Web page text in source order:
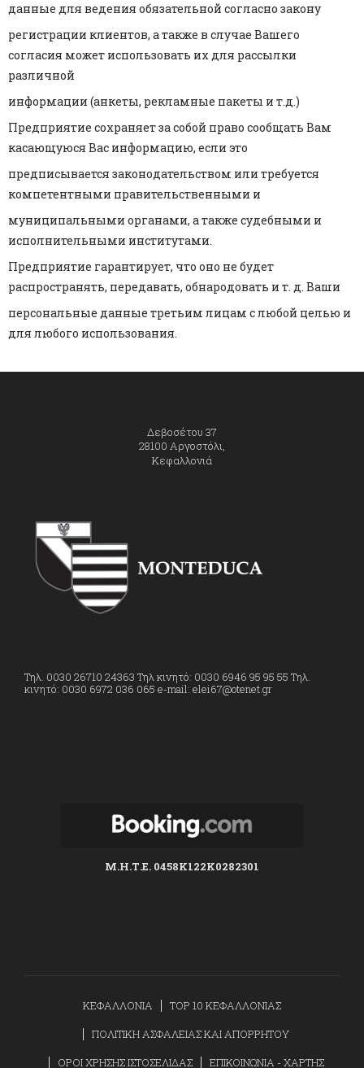
данные для ведения обязательной согласно закону
регистрации клиентов, а также в случае Вашего
согласия может использовать их для рассылки
различной
информации (анкеты, рекламные пакеты и т.д.)
Предприятие сохраняет за собой право сообщать Вам
касающуюся Вас информацию, если это
предписывается законодательством или требуется
компетентными правительственными и
муниципальными органами, а также судебными и
исполнительными институтами.
Предприятие гарантирует, что оно не будет
распространять, передавать, обнародовать и т. д. Ваши
персональные данные третьим лицам с любой целью и
для любого использования.
Δεβοσέτου 37
28100 Αργοστόλι,
Κεφαλλονιά
Τηλ. 0030 26710 24363 Τηλ κινητό: 0030 6946 95 95 55 Τηλ.
κινητό: 0030 6972 036 065 e-mail: elei67@otenet.gr
Μ.Η.Τ.Ε. 0458K122K0282301
ΚΕΦΑΛΛΟΝΙΑ
TOP 10 ΚΕΦΑΛΛΟΝΙΑΣ
ΠΟΛΙΤΙΚΗ ΑΣΦΑΛΕΙΑΣ ΚΑΙ ΑΠΟΡΡΗΤΟΥ
ΟΡΟΙ ΧΡΗΣΗΣ ΙΣΤΟΣΕΛΙΔΑΣ
ΕΠΙΚΟΙΝΩΝΙΑ - ΧΑΡΤΗΣ